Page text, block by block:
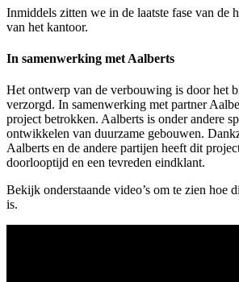
Inmiddels zitten we in de laatste fase van de
van het kantoor.
In samenwerking met Aalberts
Het ontwerp van de verbouwing is door het
verzorgd. In samenwerking met partner
project betrokken. Aalberts is onder andere
ontwikkelen van duurzame gebouwen.
Aalberts en de andere partijen heeft dit
doorlooptijd en een tevreden eindklant.
Bekijk onderstaande video’s om te zien hoe
is.